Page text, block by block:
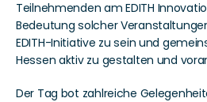
Teilnehmenden am EDITH
Bedeutung solcher
EDITH-Initiative zu sein und
Hessen aktiv zu gestalten und
Der Tag bot zahlreiche